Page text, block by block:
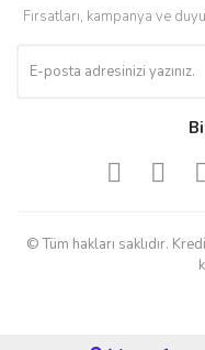
Fırsatları, kampanya ve
© Tüm hakları saklıdır.